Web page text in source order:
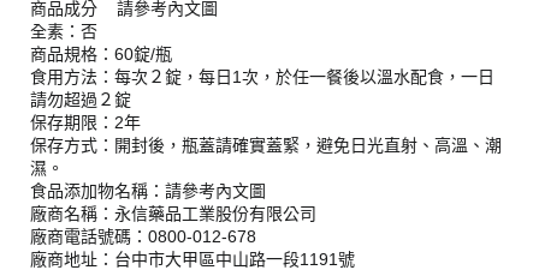
商品成分 請參考內文圖
全素：否
商品規格：60錠/瓶
食用方法：每次２錠，每日1次，於任一餐後以溫水配食，一日
請勿超過２錠
保存期限：2年
保存方式：開封後，瓶蓋請確實蓋緊，避免日光直射、高溫、潮
濕。
食品添加物名稱：請參考內文圖
廠商名稱：永信藥品工業股份有限公司
廠商電話號碼：0800-012-678
廠商地址：台中市大甲區中山路一段1191號